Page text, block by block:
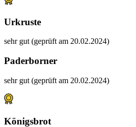
Urkruste
sehr gut (geprüft am 20.02.2024)
Paderborner
sehr gut (geprüft am 20.02.2024)
Königsbrot